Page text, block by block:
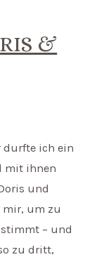
&
durfte ich ein
mit ihnen
und
mir, um zu
stimmt – und
zu dritt,